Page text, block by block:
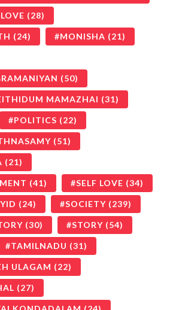
LOVE (28)
(24) MONISHA (21)
(50)
MAMAZHAI (31)
POLITICS (22)
(51)
(21)
(41) SELF LOVE (34)
(24) SOCIETY (239)
(30) STORY (54)
TAMILNADU (31)
ULAGAM (22)
(27)